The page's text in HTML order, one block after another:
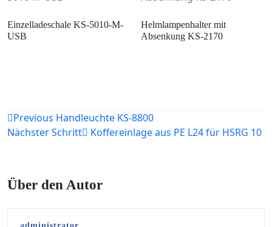
Einzelladeschale KS-5010-M-
USB
Helmlampenhalter mit
Absenkung KS-2170
Beitragsnavigation
Previous Handleuchte KS-8800
Nächster Schritt
Koffereinlage aus PE L24 für HSRG 10
Über den Autor